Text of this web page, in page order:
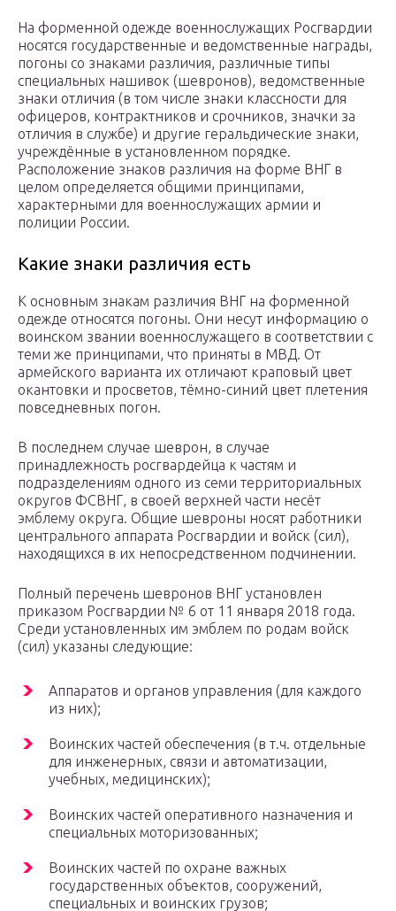
На форменной одежде военнослужащих Росгвардии
носятся государственные и ведомственные награды,
погоны со знаками различия, различные типы
специальных нашивок (шевронов), ведомственные
знаки отличия (в том числе знаки классности для
офицеров, контрактников и срочников, значки за
отличия в службе) и другие геральдические знаки,
учреждённые в установленном порядке.
Расположение знаков различия на форме ВНГ в
целом определяется общими принципами,
характерными для военнослужащих армии и
полиции России.
Какие знаки различия есть
К основным знакам различия ВНГ на форменной
одежде относятся погоны. Они несут информацию о
воинском звании военнослужащего в соответствии с
теми же принципами, что приняты в МВД. От
армейского варианта их отличают краповый цвет
окантовки и просветов, тёмно-синий цвет плетения
повседневных погон.
В последнем случае шеврон, в случае
принадлежность росгвардейца к частям и
подразделениям одного из семи территориальных
округов ФСВНГ, в своей верхней части несёт
эмблему округа. Общие шевроны носят работники
центрального аппарата Росгвардии и войск (сил),
находящихся в их непосредственном подчинении.
Полный перечень шевронов ВНГ установлен
приказом Росгвардии № 6 от 11 января 2018 года.
Среди установленных им эмблем по родам войск
(сил) указаны следующие:
Аппаратов и органов управления (для каждого
из них);
Воинских частей обеспечения (в т.ч. отдельные
для инженерных, связи и автоматизации,
учебных, медицинских);
Воинских частей оперативного назначения и
специальных моторизованных;
Воинских частей по охране важных
государственных объектов, сооружений,
специальных и воинских грузов;